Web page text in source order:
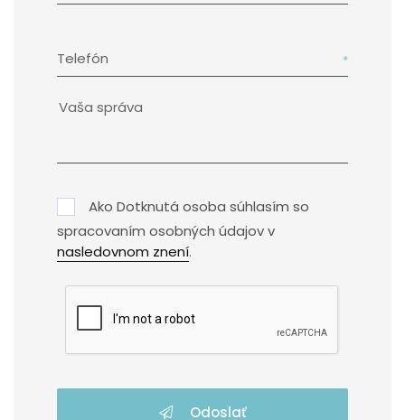
Telefón
Ako Dotknutá osoba súhlasím so
spracovaním osobných údajov v
nasledovnom znení.
Odoslať